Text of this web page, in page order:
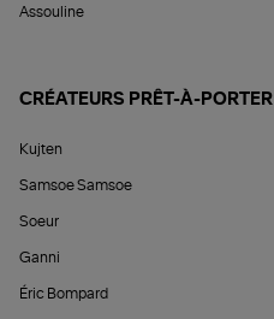
Assouline
CRÉATEURS PRÊT-À-PORTER
Kujten
Samsoe Samsoe
Soeur
Ganni
Éric Bompard